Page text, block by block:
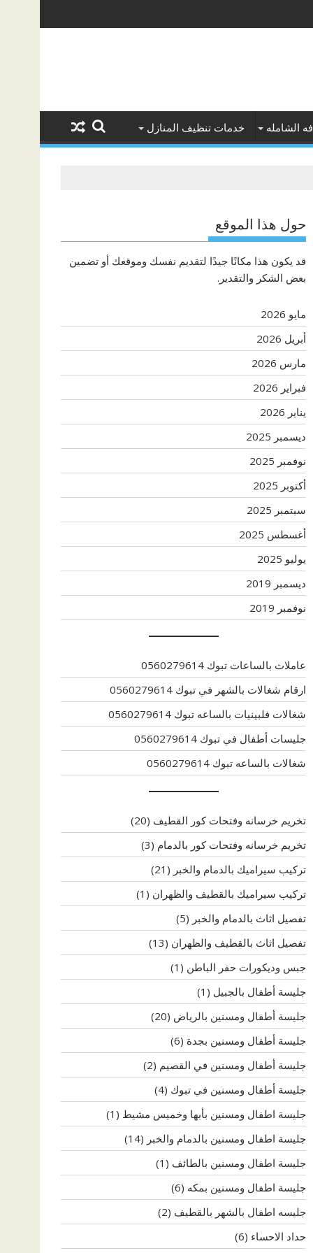
الشامله خدمات تنظيف المنازل
حول هذا الموقع
قد يكون هذا مكانًا جيدًا لتقديم نفسك وموقعك أو تضمين
بعض الشكر والتقدير.
مايو 2026
أبريل 2026
مارس 2026
فبراير 2026
يناير 2026
ديسمبر 2025
نوفمبر 2025
أكتوبر 2025
سبتمبر 2025
أغسطس 2025
يوليو 2025
ديسمبر 2019
نوفمبر 2019
عاملات بالساعات تبوك 0560279614
ارقام شغالات بالشهر في تبوك 0560279614
شغالات فلبينيات بالساعه تبوك 0560279614
جليسات أطفال في تبوك 0560279614
شغالات بالساعه تبوك 0560279614
تخريم خرسانه وفتحات كور القطيف (20)
تخريم خرسانه وفتحات كور بالدمام (3)
تركيب سيراميك بالدمام والخبر (21)
تركيب سيراميك بالقطيف والظهران (1)
تفصيل اثاث بالدمام والخبر (5)
تفصيل اثاث بالقطيف والظهران (13)
جبس وديكورات حفر الباطن (1)
جليسة أطفال بالجبيل (1)
جليسة أطفال ومسنين بالرياض (20)
جليسة أطفال ومسنين بجدة (6)
جليسة أطفال ومسنين في القصيم (2)
جليسة أطفال ومسنين في تبوك (4)
جليسة اطفال ومسنين بأبها وخميس مشيط (1)
جليسة اطفال ومسنين بالدمام والخبر (14)
جليسة اطفال ومسنين بالطائف (1)
جليسة اطفال ومسنين بمكه (6)
جليسه اطفال بالشهر بالقطيف (2)
حداد الاحساء (6)